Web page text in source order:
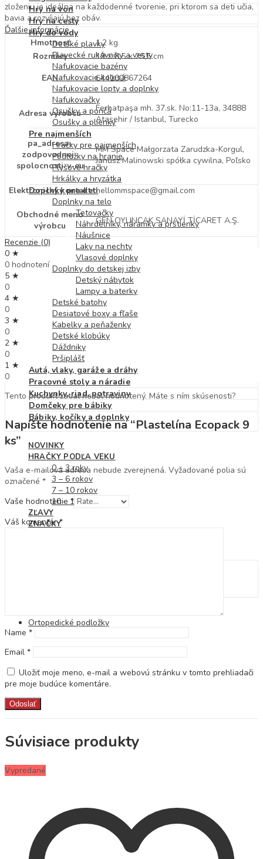
Hry na von
Hry na cesty
Hry do vody
Detské plavky
Plavecké rukávniky a vesty
Nafukovacie bazény
Nafukovacie kolesá
Nafukovacie lopty a doplnky
Nafukovačky
Osušky a pončá
Osušky a plienky
Pre najmenších
Hračky pre najmenších
Podložky na hranie
Plyšové hračky
Hrkálky a hryzátka
Doplnky pre deti
Doplnky na telo
Tetovačky
Náhrdelníky, náramky a prstienky
Náušnice
Laky na nechty
Vlasové doplnky
Doplnky do detskej izby
Detský nábytok
Lampy a baterky
Detské batohy
Desiatové boxy a fľaše
Kabelky a peňaženky
Detské klobúky
Dáždniky
Pršiplášť
Autá, vlaky, garáže a dráhy
Pracovné stoly a náradie
Kuchynky, riad, potraviny
Domčeky pre bábiky
Bábiky, kočíky a doplnky
NOVINKY
HRAČKY PODĽA VEKU
0 – 3 roky
3 – 6 rokov
7 – 10 rokov
10 – 12 rokov
ZĽAVY
ZNAČKY
Ortopedické podložky
zloženiu je ideálna na každodenné tvorenie, pri ktorom sa deti učia,
bavia a rozvíjajú bez obáv.
Ďalšie informácie
Hmotnosť
1,2 kg
Rozmery
19 × 8,5 × 25,5 cm
EAN
644100867264
Adresa výrobcu
Ferhatpaşa mh. 37.sk. No:11-13a, 34888
Ataşehir / Istanbul, Turecko
pa_adresa-
zodpovednej-
spolocnosti-v-eu
MM Space Małgorzata Zarudzka-Korgul,
Janusz Malinowski spółka cywilna, Poľsko
Elektronický kontakt hellommspace@gmail.com
Obchodné meno
výrobcu
GEN OYUNCAK SANAYİ TİCARET A.Ş.
Recenzie (0)
0 ★
0 hodnotení
5 ★
0
4 ★
0
3 ★
0
2 ★
0
1 ★
0
Tento produkt zatiaľ nebol hodnotený. Máte s ním skúsenosti?
Napíšte hodnotenie na “Plastelína Ecopack 9
ks”
Vaša e-mailová adresa nebude zverejnená. Vyžadované polia sú
označené *
Vaše hodnotenie *
Váš komentár*
Name *
Email *
Uložiť moje meno, e-mail a webovú stránku v tomto prehliadači
pre moje budúce komentáre.
Súvisiace produkty
Vypredané